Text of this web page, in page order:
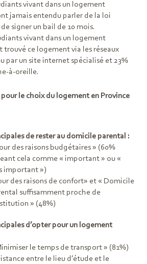
vivant dans un logement
jamais entendu parler de la loi
signer un bail de 10 mois.
vivant dans un logement
trouvé ce logement via les réseaux
par un site internet spécialisé et 23%
à-oreille.
le choix du logement en Province
de rester au domicile parental :
des raisons budgétaires » (60%
cela comme « important » ou «
important »)
des raisons de confort» et « Domicile
suffisamment proche de
» (48%)
d’opter pour un logement
le temps de transport » (81%)
entre le lieu d’étude et le